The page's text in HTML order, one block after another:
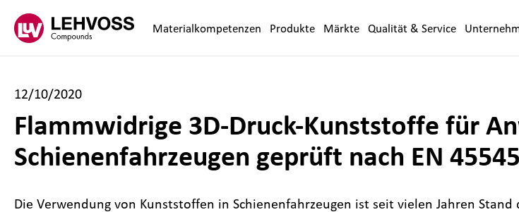
Materialkompetenzen Produkte Märkte Qualität & Service
12/10/2020
Flammwidrige 3D-Druck-Kunststoffe für
Schienenfahrzeugen geprüft nach EN 45545
Die Verwendung von Kunststoffen in Schienenfahrzeugen ist seit vielen Jahren